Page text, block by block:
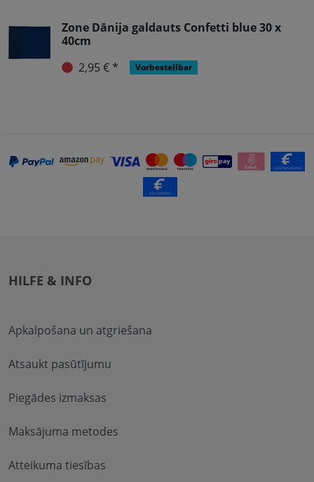
Zone Dānija galdauts Confetti blue 30 x
40cm
2,95 € *
Vorbestellbar
HILFE & INFO
Apkalpošana un atgriešana
Atsaukt pasūtījumu
Piegādes izmaksas
Maksājuma metodes
Atteikuma tiesības